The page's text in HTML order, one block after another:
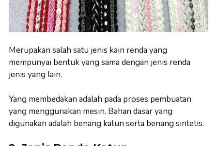
Merupakan salah satu jenis kain renda yang
mempunyai bentuk yang sama dengan jenis renda
jenis yang lain.
Yang membedakan adalah pada proses pembuatan
yang menggunakan mesin. Bahan dasar yang
digunakan adalah benang katun serta benang sintetis.